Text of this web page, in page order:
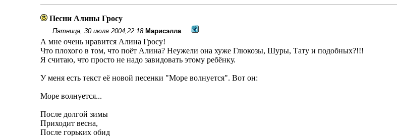
Песни Алины Гросу
Пятница, 30 июля 2004,22:18 Марисэлла
А мне очень нравится Алина Гросу!
Что плохого в том, что поëт Алина? Неужели она хуже Глюкозы, Шуры, Тату и подобных?!!!
Я считаю, что просто не надо завидовать этому ребëнку.
У меня есть текст еë новой песенки "Море волнуется". Вот он:
Море волнуется...
После долгой зимы
Приходит весна,
После горьких обид